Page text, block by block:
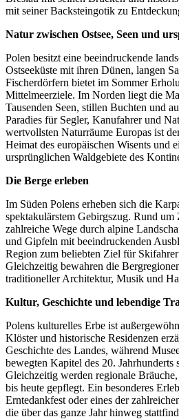
mit seiner Backsteingotik zu
Natur zwischen Ostsee, Seen und
Polen besitzt eine beeindruckende
Ostseeküste mit ihren Dünen, langen
Fischerdörfern bietet im Sommer
Mittelmeerziele. Im Norden liegt die
Tausenden Seen, stillen Buchten und
Paradies für Segler, Kanufahrer und
wertvollsten Naturräume Europas ist
Heimat des europäischen Wisents und
ursprünglichen Waldgebiete des
Die Berge erleben
Im Süden Polens erheben sich die
spektakulärstem Gebirgszug. Rund um
zahlreiche Wege durch alpine
und Gipfeln mit beeindruckenden
Region zum beliebten Ziel für
Gleichzeitig bewahren die
traditioneller Architektur, Musik und
Kultur, Geschichte und lebendige
Polens kulturelles Erbe ist
Klöster und historische Residenzen
Geschichte des Landes, während
bewegten Kapitel des 20. Jahrhunderts
Gleichzeitig werden regionale
bis heute gepflegt. Ein besonderes
Erntedankfest oder eines der
die über das ganze Jahr hinweg